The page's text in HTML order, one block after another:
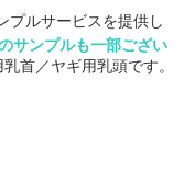
プルサービスを提供し
サンプルも一部ござい
首／ヤギ用乳頭です。